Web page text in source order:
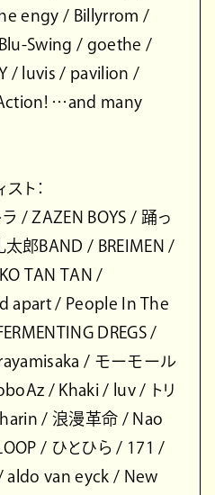
engy / Billyrrom /
Swing / goethe /
/ luvis / pavilion /
…and many
ト：
/ ZAZEN BOYS / 踊っ
郎BAND / BREIMEN /
TAN TAN /
apart / People In The
DREGS /
/ モーモール
/ Khaki / luv / トリ
/ 浪漫革命 / Nao
/ ひとひら / 171 /
aldo van eyck / New